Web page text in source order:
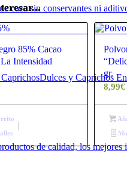
caza sin conservantes ni
Dulces y Caprichos
de calidad, los
85% Cacao
Intensidad
gr.
8,99€